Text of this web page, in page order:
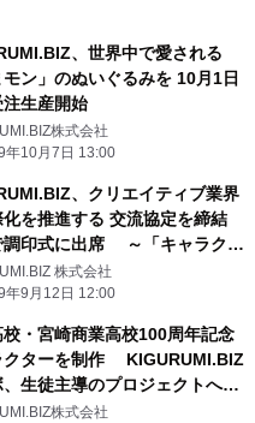
、世界中で愛される
モン」のぬいぐるみを 10月1日
注生産開始
株式会社
年10月7日 13:00
、クリエイティブ業界
化を推進する 交流協定を締結
調印式に出席 ～「キャラクタ
吹き込むことの意味」につい
～
株式会社
年9月12日 12:00
・宮崎商業高校100周年記念
クターを制作 KIGURUMI.BIZ
、生徒主導のプロジェクトへ参
株式会社